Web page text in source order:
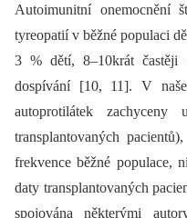
Autoimunitní onemocnění
tyreopatií v běžné populaci
3 % dětí, 8–10krát
dospívání [10, 11]. V
autoprotilátek
transplantovaných
frekvence běžné populace,
daty transplantovaných
spojována některými